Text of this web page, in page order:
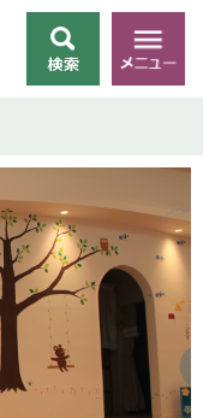
索
メ
ニ